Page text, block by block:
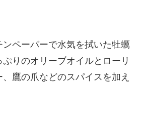
ペーパーで水気を拭いた牡蠣
りのオリーブオイルとローリ
鷹の爪などのスパイスを加え